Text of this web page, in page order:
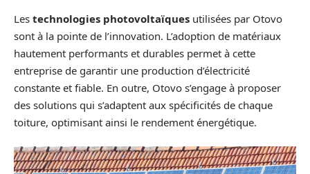
Les technologies photovoltaïques utilisées par Otovo
sont à la pointe de l’innovation. L’adoption de matériaux
hautement performants et durables permet à cette
entreprise de garantir une production d’électricité
constante et fiable. En outre, Otovo s’engage à proposer
des solutions qui s’adaptent aux spécificités de chaque
toiture, optimisant ainsi le rendement énergétique.